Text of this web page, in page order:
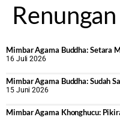
Renungan
Mimbar Agama Buddha: Setara
16 Juli 2026
Mimbar Agama Buddha: Sudah
15 Juni 2026
Mimbar Agama Khonghucu: